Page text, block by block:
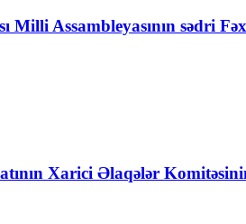
Milli Assambleyasının sədri
Xarici Əlaqələr